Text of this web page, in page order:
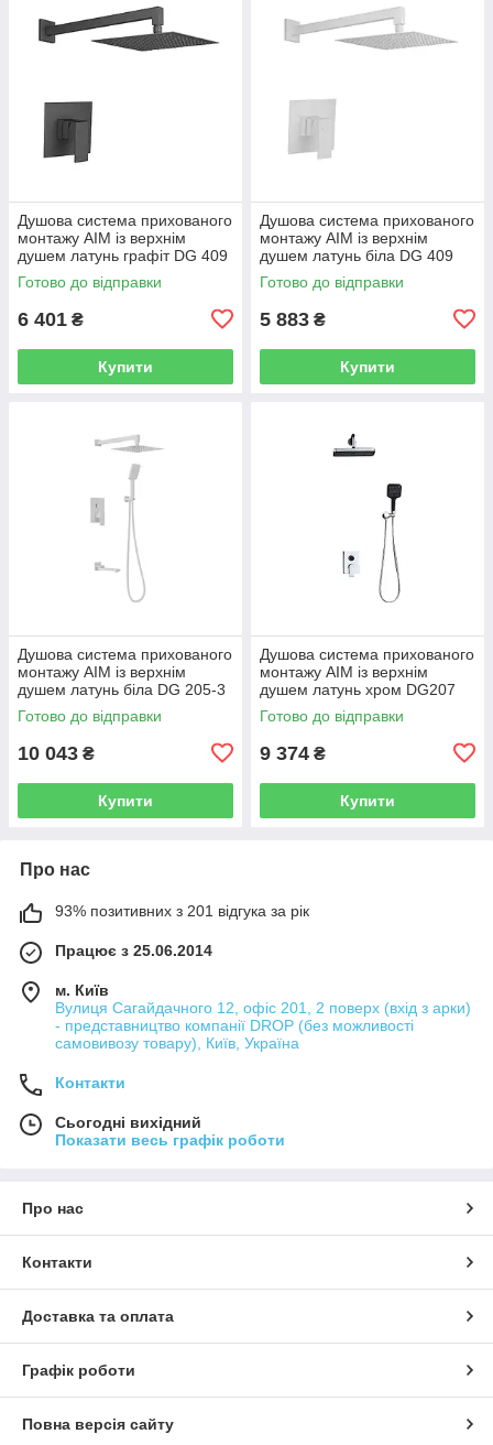
Душова система прихованого
монтажу AIM із верхнім
душем латунь графіт DG 409
gun grey
Готово до відправки
6 401 ₴
Купити
Душова система прихованого
монтажу AIM із верхнім
душем латунь біла DG 409
frosted white
Готово до відправки
5 883 ₴
Купити
Душова система прихованого
монтажу AIM із верхнім
душем латунь біла DG 205-3
frosted white
Готово до відправки
10 043 ₴
Купити
Душова система прихованого
монтажу AIM із верхнім
душем латунь хром DG207
chrome
Готово до відправки
9 374 ₴
Купити
Про нас
93% позитивних з 201 відгука за рік
Працює з 25.06.2014
м. Київ
Вулиця Сагайдачного 12, офіс 201, 2 поверх (вхід з арки)
- представництво компанії DROP (без можливості
самовивозу товару), Київ, Україна
Контакти
Сьогодні вихідний
Показати весь графік роботи
Про нас
Контакти
Доставка та оплата
Графік роботи
Повна версія сайту